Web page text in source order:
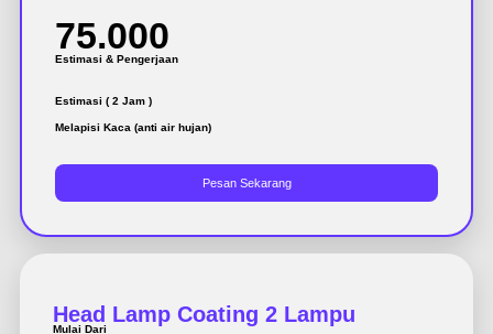
75.000
Estimasi & Pengerjaan
Estimasi ( 2 Jam )
Melapisi Kaca (anti air hujan)
Pesan Sekarang
Head Lamp Coating 2 Lampu
Mulai Dari